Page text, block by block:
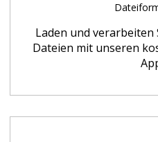
Laden und
Dateien mit unseren